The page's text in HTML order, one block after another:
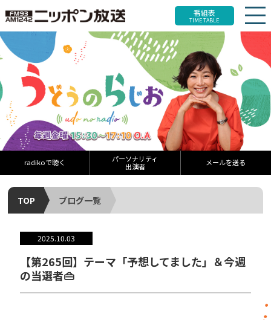
番組表
TIME TABLE
radikoで聴く
パーソナリティ
出演者
メールを送る
TOP ブログ一覧
2025.10.03
【第265回】テーマ「予想してました」＆今週
の当選者👜